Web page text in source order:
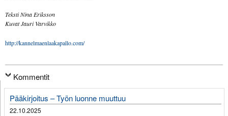
Teksti Nina Eriksson
Kuvat Jauri Varvikko
http://kannelmaenlaakapallo.com/
Kommentit
Pääkirjoitus – Työn luonne muuttuu
22.10.2025